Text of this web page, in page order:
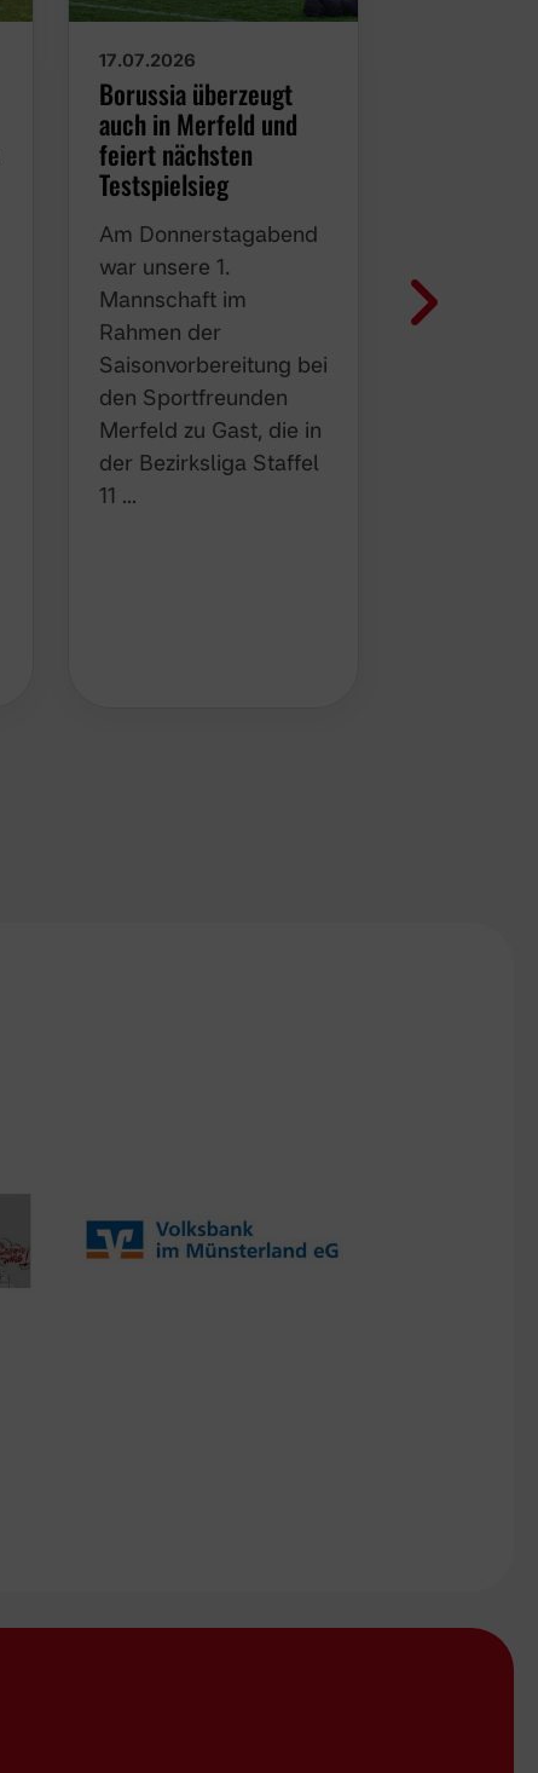
17.07.2026
Borussia überzeugt
auch in Merfeld und
feiert nächsten
Testspielsieg
Am Donnerstagabend
war unsere 1.
Mannschaft im
Rahmen der
Saisonvorbereitung bei
den Sportfreunden
Merfeld zu Gast, die in
der Bezirksliga Staffel
11 …
Charakter